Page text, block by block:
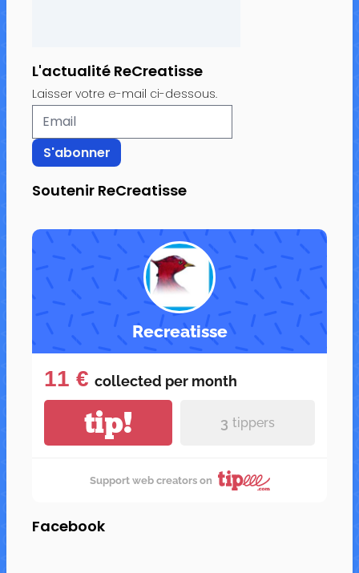
L'actualité ReCreatisse
Laisser votre e-mail ci-dessous.
Soutenir ReCreatisse
Recreatisse
11 € collected per month
tip! 3 tippers
Support web creators on
Facebook